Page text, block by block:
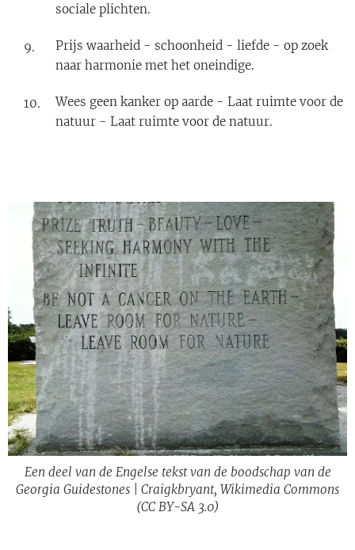
sociale plichten.
Prijs waarheid - schoonheid - liefde - op zoek
naar harmonie met het oneindige.
Wees geen kanker op aarde - Laat ruimte voor de
natuur - Laat ruimte voor de natuur.
Een deel van de Engelse tekst van de boodschap van de
Georgia Guidestones | Craigkbryant, Wikimedia Commons
(CC BY-SA 3.0)